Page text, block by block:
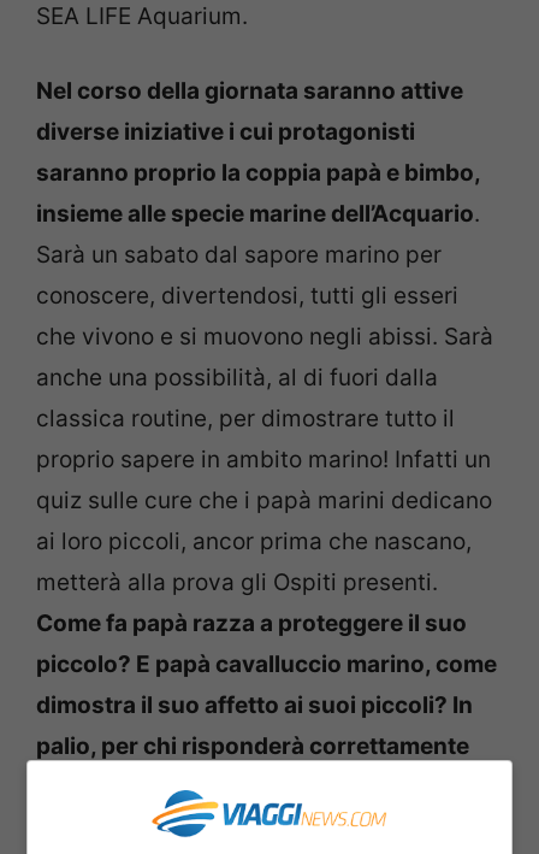
SEA LIFE Aquarium.
Nel corso della giornata saranno attive
diverse iniziative i cui protagonisti
saranno proprio la coppia papà e bimbo,
insieme alle specie marine dell’Acquario.
Sarà un sabato dal sapore marino per
conoscere, divertendosi, tutti gli esseri
che vivono e si muovono negli abissi. Sarà
anche una possibilità, al di fuori dalla
classica routine, per dimostrare tutto il
proprio sapere in ambito marino! Infatti un
quiz sulle cure che i papà marini dedicano
ai loro piccoli, ancor prima che nascano,
metterà alla prova gli Ospiti presenti.
Come fa papà razza a proteggere il suo
piccolo? E papà cavalluccio marino, come
dimostra il suo affetto ai suoi piccoli? In
palio, per chi risponderà correttamente
alle domande, un gadget a tema.